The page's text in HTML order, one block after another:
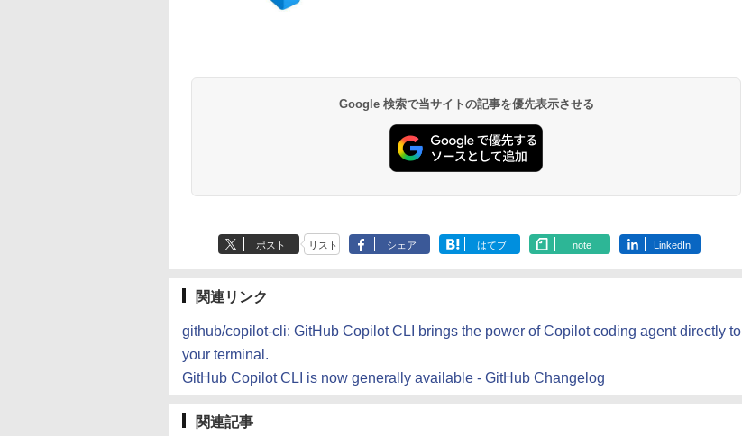
Google 検索で当サイトの記事を優先表示させる
ポスト リスト シェア はてブ note LinkedIn
関連リンク
github/copilot-cli: GitHub Copilot CLI brings the power of Copilot coding agent directly to
your terminal.
GitHub Copilot CLI is now generally available - GitHub Changelog
関連記事